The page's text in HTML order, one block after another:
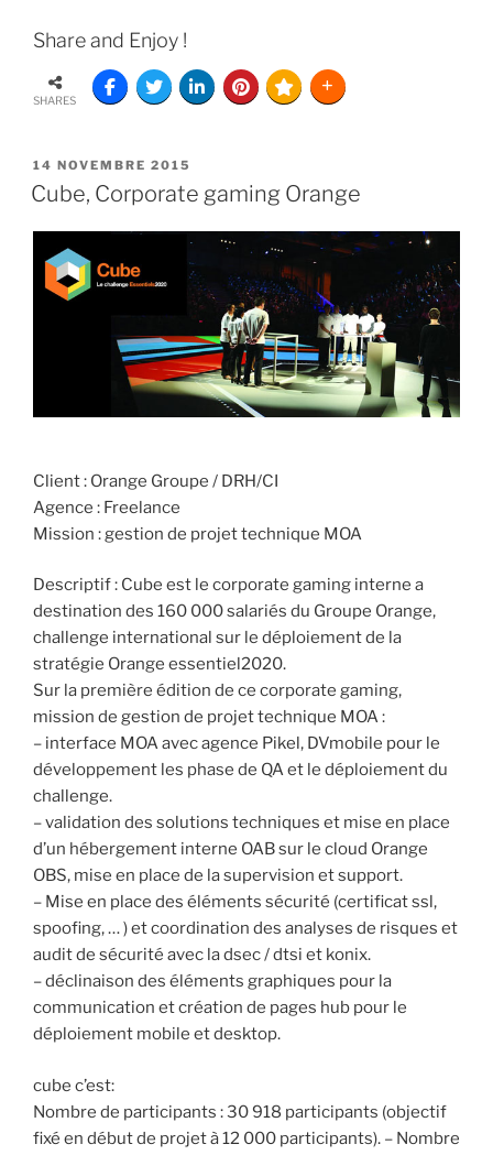
Share and Enjoy !
SHARES
14 NOVEMBRE 2015
Cube, Corporate gaming Orange
Client : Orange Groupe / DRH/CI
Agence : Freelance
Mission : gestion de projet technique MOA
Descriptif : Cube est le corporate gaming interne a
destination des 160 000 salariés du Groupe Orange,
challenge international sur le déploiement de la
stratégie Orange essentiel2020.
Sur la première édition de ce corporate gaming,
mission de gestion de projet technique MOA :
– interface MOA avec agence Pikel, DVmobile pour le
développement les phase de QA et le déploiement du
challenge.
– validation des solutions techniques et mise en place
d’un hébergement interne OAB sur le cloud Orange
OBS, mise en place de la supervision et support.
– Mise en place des éléments sécurité (certificat ssl,
spoofing, … ) et coordination des analyses de risques et
audit de sécurité avec la dsec / dtsi et konix.
– déclinaison des éléments graphiques pour la
communication et création de pages hub pour le
déploiement mobile et desktop.
cube c’est:
Nombre de participants : 30 918 participants (objectif
fixé en début de projet à 12 000 participants). – Nombre